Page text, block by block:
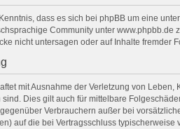
dass es sich bei phpBB um eine unter
Community unter www.phpbb.de
nicht untersagen oder auf Inhalte fremder
mit Ausnahme der Verletzung von
sind. Dies gilt auch für mittelbare
Verbrauchern außer bei
auf die bei Vertragsschluss